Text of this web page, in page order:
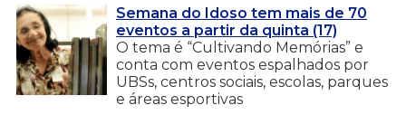
Semana do Idoso tem mais de 70
eventos a partir da quinta (17)
O tema é “Cultivando Memórias” e
conta com eventos espalhados por
UBSs, centros sociais, escolas, parques
e áreas esportivas